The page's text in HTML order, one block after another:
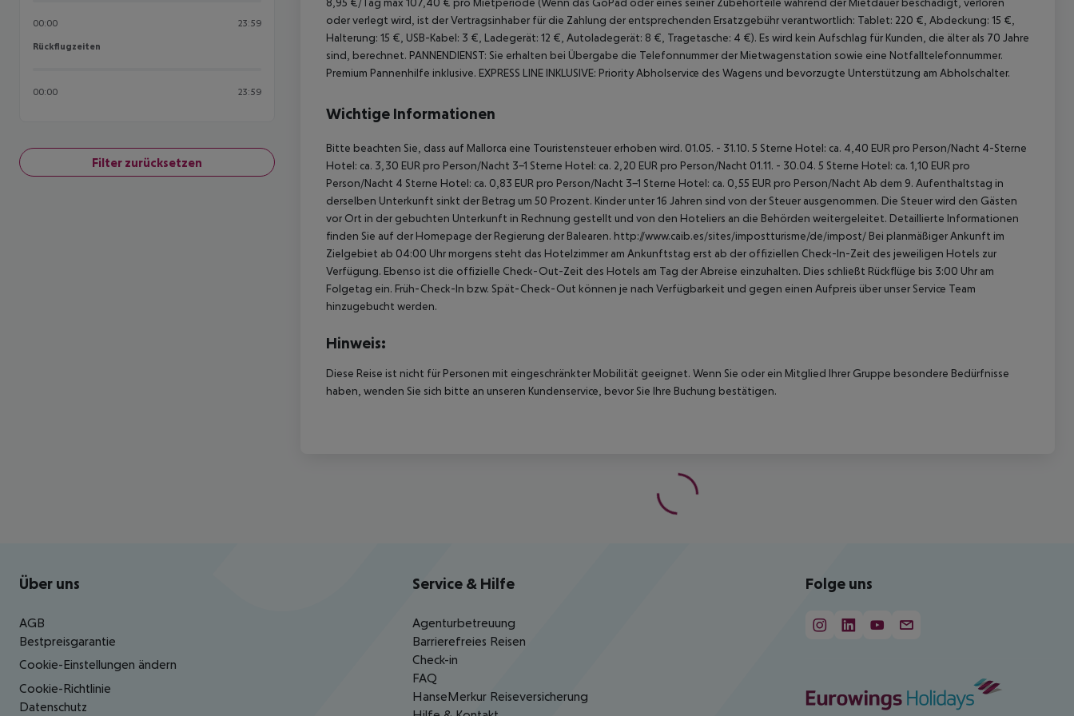
00:00 23:59
Rückflugzeiten
Rückflugzeiten
00:00 23:59
Filter zurücksetzen
oder verlegt wird, ist der Vertragsinhaber für die Zahlung der entsprechenden Ersatzgebühr verantwortlich: Tablet: 220 €, Abdeckung: 15 €,
Halterung: 15 €, USB-Kabel: 3 €, Ladegerät: 12 €, Autoladegerät: 8 €, Tragetasche: 4 €). Es wird kein Aufschlag für Kunden, die älter als 70 Jahre
sind, berechnet. PANNENDIENST: Sie erhalten bei Übergabe die Telefonnummer der Mietwagenstation sowie eine Notfalltelefonnummer.
Premium Pannenhilfe inklusive. EXPRESS LINE INKLUSIVE: Priority Abholservice des Wagens und bevorzugte Unterstützung am Abholschalter.
Wichtige Informationen
Bitte beachten Sie, dass auf Mallorca eine Touristensteuer erhoben wird. 01.05. - 31.10. 5 Sterne Hotel: ca. 4,40 EUR pro Person/Nacht 4-Sterne
Hotel: ca. 3,30 EUR pro Person/Nacht 3-1 Sterne Hotel: ca. 2,20 EUR pro Person/Nacht 01.11. - 30.04. 5 Sterne Hotel: ca. 1,10 EUR pro
Person/Nacht 4 Sterne Hotel: ca. 0,83 EUR pro Person/Nacht 3-1 Sterne Hotel: ca. 0,55 EUR pro Person/Nacht Ab dem 9. Aufenthaltstag in
derselben Unterkunft sinkt der Betrag um 50 Prozent. Kinder unter 16 Jahren sind von der Steuer ausgenommen. Die Steuer wird den Gästen
vor Ort in der gebuchten Unterkunft in Rechnung gestellt und von den Hoteliers an die Behörden weitergeleitet. Detaillierte Informationen
finden Sie auf der Homepage der Regierung der Balearen. http://www.caib.es/sites/impostturisme/de/impost/ Bei planmäßiger Ankunft im
Zielgebiet ab 04:00 Uhr morgens steht das Hotelzimmer am Ankunftstag erst ab der offiziellen Check-In-Zeit des jeweiligen Hotels zur
Verfügung. Ebenso ist die offizielle Check-Out-Zeit des Hotels am Tag der Abreise einzuhalten. Dies schließt Rückflüge bis 3:00 Uhr am
Folgetag ein. Früh-Check-In bzw. Spät-Check-Out können je nach Verfügbarkeit und gegen einen Aufpreis über unser Service Team
hinzugebucht werden.
Hinweis:
Diese Reise ist nicht für Personen mit eingeschränkter Mobilität geeignet. Wenn Sie oder ein Mitglied Ihrer Gruppe besondere Bedürfnisse
haben, wenden Sie sich bitte an unseren Kundenservice, bevor Sie Ihre Buchung bestätigen.
Footer navigation
Über uns
AGB
Bestpreisgarantie
Cookie-Einstellungen ändern
Cookie-Richtlinie
Datenschutz
Service & Hilfe
Agenturbetreuung
Barrierefreies Reisen
Check-in
FAQ
HanseMerkur Reiseversicherung
Folge uns